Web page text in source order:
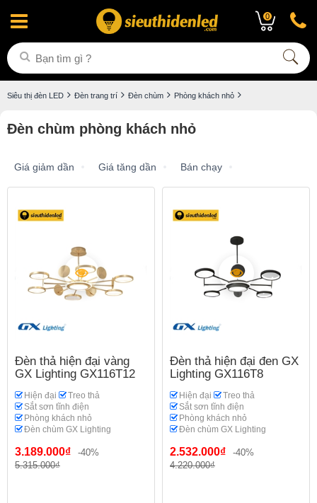
0
Siêu thị đèn LED Đèn trang trí Đèn chùm Phòng khách nhỏ
Đèn chùm phòng khách nhỏ
Giá giảm dần Giá tăng dần Bán chạy
Đèn thả hiện đại vàng
GX Lighting GX116T12
Hiện đại
Treo thả
Sắt sơn tĩnh điện
Phòng khách nhỏ
Đèn chùm GX Lighting
3.189.000₫
-40%
5.315.000₫
Đèn thả hiện đại đen GX
Lighting GX116T8
Hiện đại
Treo thả
Sắt sơn tĩnh điện
Phòng khách nhỏ
Đèn chùm GX Lighting
2.532.000₫
-40%
4.220.000₫